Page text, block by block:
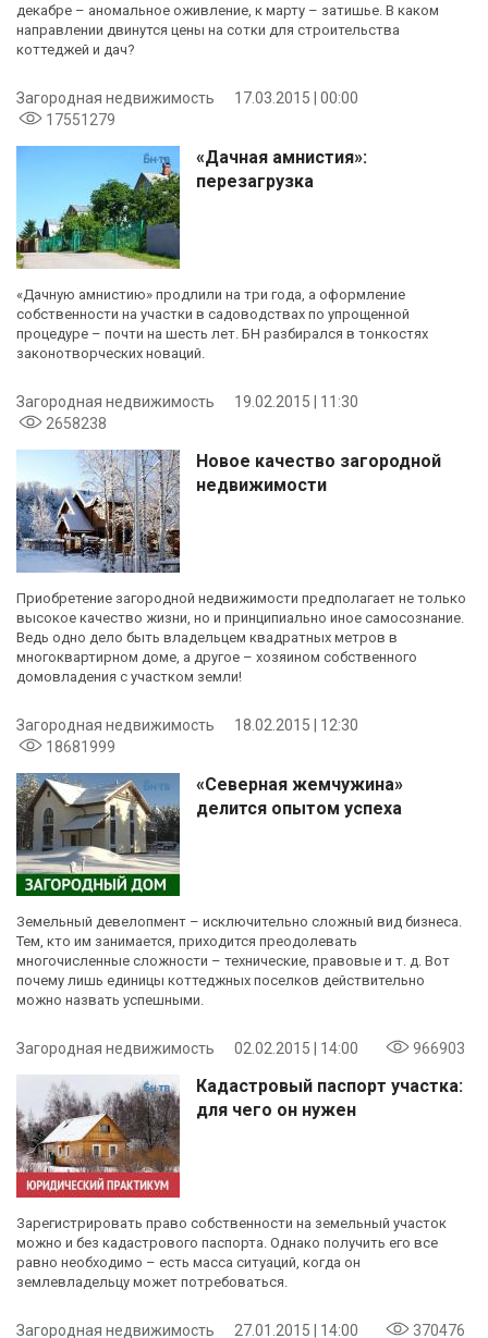
декабре – аномальное оживление, к марту – затишье. В каком
направлении двинутся цены на сотки для строительства
коттеджей и дач?
Загородная недвижимость
17.03.2015 | 00:00
17551279
«Дачная амнистия»:
перезагрузка
«Дачную амнистию» продлили на три года, а оформление
собственности на участки в садоводствах по упрощенной
процедуре – почти на шесть лет. БН разбирался в тонкостях
законотворческих новаций.
Загородная недвижимость
19.02.2015 | 11:30
2658238
Новое качество загородной
недвижимости
Приобретение загородной недвижимости предполагает не только
высокое качество жизни, но и принципиально иное самосознание.
Ведь одно дело быть владельцем квадратных метров в
многоквартирном доме, а другое – хозяином собственного
домовладения с участком земли!
Загородная недвижимость
18.02.2015 | 12:30
18681999
«Северная жемчужина»
делится опытом успеха
Земельный девелопмент – исключительно сложный вид бизнеса.
Тем, кто им занимается, приходится преодолевать
многочисленные сложности – технические, правовые и т. д. Вот
почему лишь единицы коттеджных поселков действительно
можно назвать успешными.
Загородная недвижимость 02.02.2015 | 14:00 966903
Кадастровый паспорт участка:
для чего он нужен
Зарегистрировать право собственности на земельный участок
можно и без кадастрового паспорта. Однако получить его все
равно необходимо – есть масса ситуаций, когда он
землевладельцу может потребоваться.
Загородная недвижимость 27.01.2015 | 14:00 370476